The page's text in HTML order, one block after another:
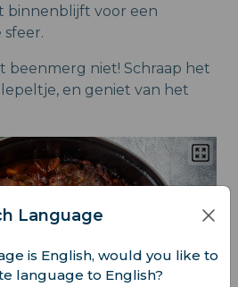
binnenblijft voor een
beenmerg niet! Schraap het
en geniet van het
Language
is English, would you like to
language to English?